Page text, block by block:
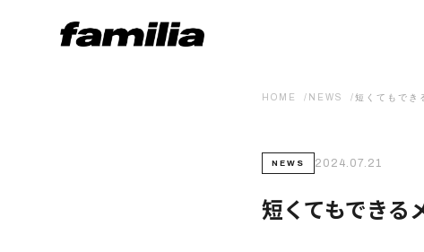
HOME NEWS 短くてもでき
NEWS 2024.07.21
短くてもできる